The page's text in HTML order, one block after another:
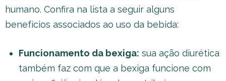
humano. Confira na lista a seguir alguns
benefícios associados ao uso da bebida:
Funcionamento da bexiga: sua ação diurética
também faz com que a bexiga funcione com